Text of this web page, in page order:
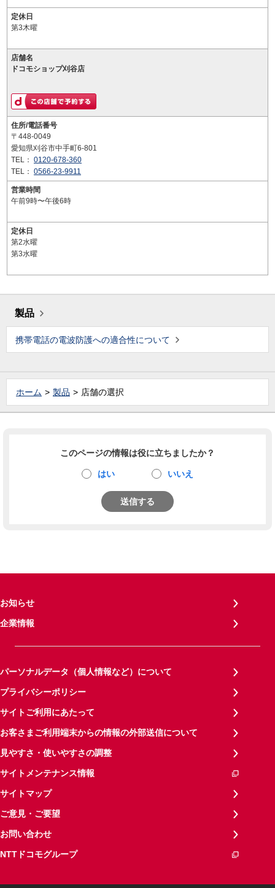
定休日
第3木曜
店舗名
ドコモショップ刈谷店
住所/電話番号
〒448-0049
愛知県刈谷市中手町6-801
TEL： 0120-678-360
TEL： 0566-23-9911
営業時間
午前9時〜午後6時
定休日
第2水曜
第3水曜
製品
携帯電話の電波防護への適合性について
ホーム 製品 店舗の選択
このページの情報は役に立ちましたか？
はい いいえ
送信する
お知らせ
企業情報
パーソナルデータ（個人情報など）について
プライバシーポリシー
サイトご利用にあたって
お客さまご利用端末からの情報の外部送信について
見やすさ・使いやすさの調整
サイトメンテナンス情報
サイトマップ
ご意見・ご要望
お問い合わせ
NTTドコモグループ